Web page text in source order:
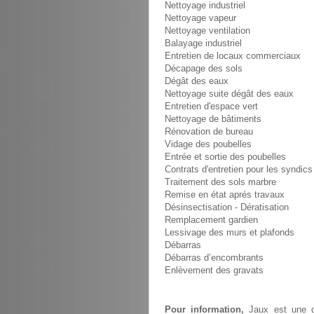
Nettoyage industriel
Nettoyage vapeur
Nettoyage ventilation
Balayage industriel
Entretien de locaux commerciaux
Décapage des sols
Dégât des eaux
Nettoyage suite dégât des eaux
Entretien d'espace vert
Nettoyage de bâtiments
Rénovation de bureau
Vidage des poubelles
Entrée et sortie des poubelles
Contrats d'entretien pour les syndics
Traitement des sols marbre
Remise en état aprés travaux
Désinsectisation - Dératisation
Remplacement gardien
Lessivage des murs et plafonds
Débarras
Débarras d’encombrants
Enlèvement des gravats
Pour information, Jaux est une